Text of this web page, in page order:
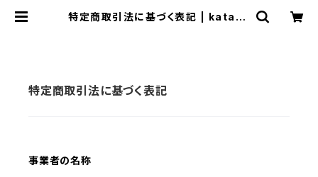
特定商取引法に基づく表記 | kataku
特定商取引法に基づく表記
事業者の名称